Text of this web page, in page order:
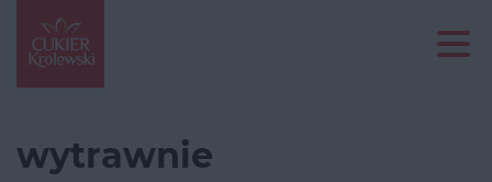
wytrawnie